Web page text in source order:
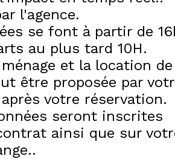
l'agence
se font à partir de
au plus tard 10H
et la location de
être proposée par
votre réservation.
seront inscrites
ainsi que sur